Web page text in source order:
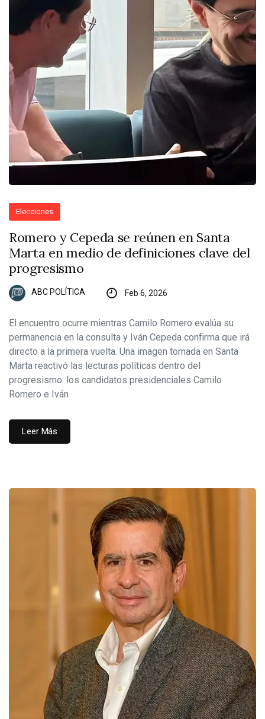
Elecciones
Romero y Cepeda se reúnen en Santa
Marta en medio de definiciones clave del
progresismo
ABC POLÍTICA Feb 6, 2026
El encuentro ocurre mientras Camilo Romero evalúa su
permanencia en la consulta y Iván Cepeda confirma que irá
directo a la primera vuelta. Una imagen tomada en Santa
Marta reactivó las lecturas políticas dentro del
progresismo: los candidatos presidenciales Camilo
Romero e Iván
Leer Más